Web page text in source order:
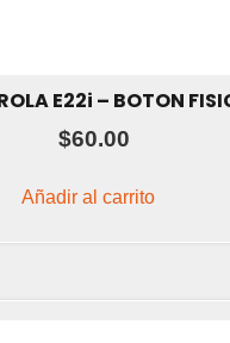
E22i – BOTON
$60.00
Añadir al carrito